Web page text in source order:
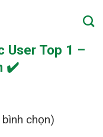
User Top 1 –
✔️
chọn)